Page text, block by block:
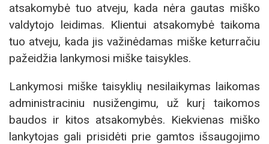
atsakomybė tuo atveju, kada nėra gautas miško
valdytojo leidimas. Klientui atsakomybė taikoma
tuo atveju, kada jis važinėdamas miške keturračiu
pažeidžia lankymosi miške taisykles.
Lankymosi miške taisyklių nesilaikymas laikomas
administraciniu nusižengimu, už kurį taikomos
baudos ir kitos atsakomybės. Kiekvienas miško
lankytojas gali prisidėti prie gamtos išsaugojimo